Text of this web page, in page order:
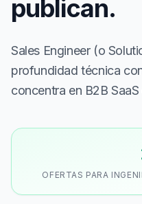
publican.
Sales Engineer (o
profundidad técnica
concentra en B2B
OFERTAS PARA